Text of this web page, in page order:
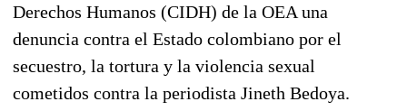
Derechos Humanos (CIDH) de la OEA una
denuncia contra el Estado colombiano por el
secuestro, la tortura y la violencia sexual
cometidos contra la periodista Jineth Bedoya.